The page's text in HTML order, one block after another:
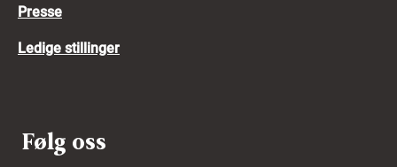
Presse
Ledige stillinger
Følg oss